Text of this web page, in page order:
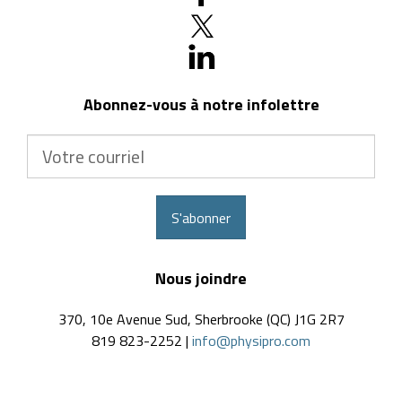
Abonnez-vous à notre infolettre
S'abonner
Nous joindre
370, 10e Avenue Sud, Sherbrooke (QC) J1G 2R7
819 823-2252 | info@physipro.com